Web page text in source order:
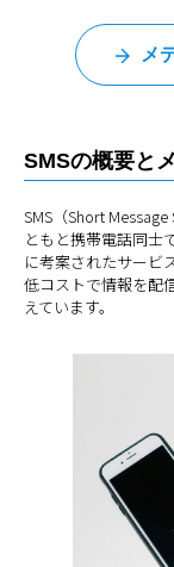
メ
SMSの概要と
SMS（Short
ともと携帯電話同士
に考案されたサービ
低コストで情報を配
えています。